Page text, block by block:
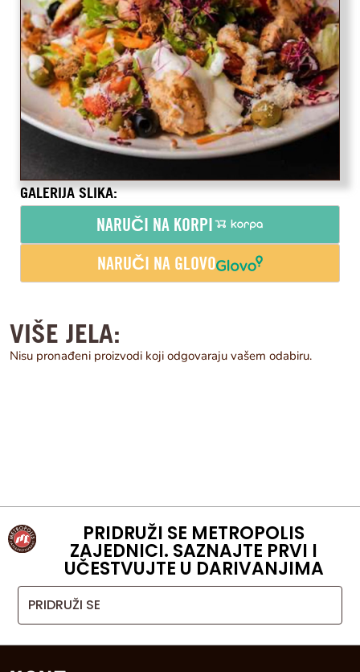
GALERIJA SLIKA:
NARUČI NA KORPI
NARUČI NA GLOVO
VIŠE JELA:
Nisu pronađeni proizvodi koji odgovaraju vašem odabiru.
PRIDRUŽI SE METROPOLIS
ZAJEDNICI. SAZNAJTE PRVI I
UČESTVUJTE U DARIVANJIMA
PRIDRUŽI SE